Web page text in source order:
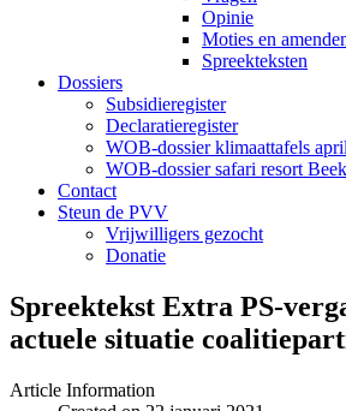
Opinie
Moties en
Spreekteksten
Dossiers
Subsidieregister
Declaratieregister
WOB-dossier klimaattafels
WOB-dossier safari resort
Contact
Steun de PVV
Vrijwilligers gezocht
Donatie
Spreektekst Extra PS-
actuele situatie
Article Information